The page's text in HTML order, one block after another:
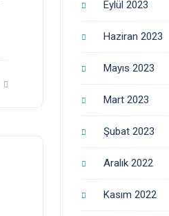
Eylül 2023
Haziran 2023
Mayıs 2023
Mart 2023
Şubat 2023
Aralık 2022
Kasım 2022